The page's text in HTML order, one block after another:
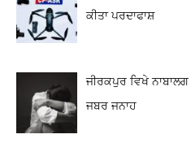
ਕੀਤਾ ਪਰਦਾਫਾਸ਼
ਜੀਰਕਪੁਰ ਵਿਖੇ
ਜਬਰ ਜਨਾਹ